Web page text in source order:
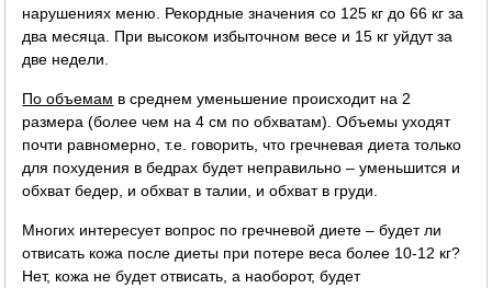
нарушениях меню. Рекордные значения со 125 кг до 66 кг за
два месяца. При высоком избыточном весе и 15 кг уйдут за
две недели.
По объемам в среднем уменьшение происходит на 2
размера (более чем на 4 см по обхватам). Объемы уходят
почти равномерно, т.е. говорить, что гречневая диета только
для похудения в бедрах будет неправильно – уменьшится и
обхват бедер, и обхват в талии, и обхват в груди.
Многих интересует вопрос по гречневой диете – будет ли
отвисать кожа после диеты при потере веса более 10-12 кг?
Нет, кожа не будет отвисать, а наоборот, будет